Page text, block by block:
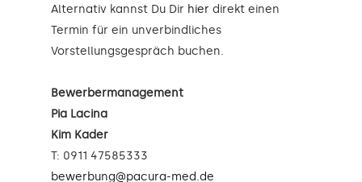
Alternativ kannst Du Dir hier direkt einen
Termin für ein unverbindliches
Vorstellungsgespräch buchen.
Bewerbermanagement
Pia Lacina
Kim Kader
T: 0911 47585333
bewerbung@pacura-med.de